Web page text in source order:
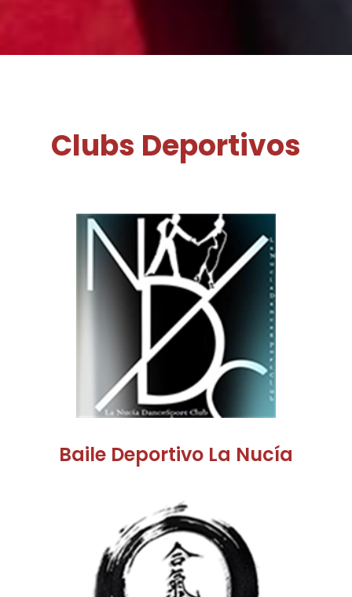
Clubs Deportivos
Baile Deportivo La Nucí­a